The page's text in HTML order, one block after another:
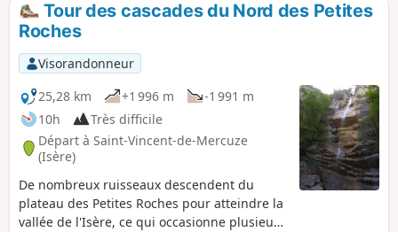
p
Tour des cascades du Nord des Petites
Roches
Visorandonneur
25,28 km
+1 996 m
-1 991 m
10h
Très difficile
Départ à Saint-Vincent-de-Mercuze
(Isère)
De nombreux ruisseaux descendent du
plateau des Petites Roches pour atteindre la
vallée de l'Isère, ce qui occasionne plusieurs